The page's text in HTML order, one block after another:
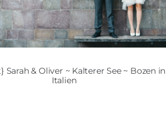
Sarah & Oliver ~ Kalterer See ~ Bozen in
Italien